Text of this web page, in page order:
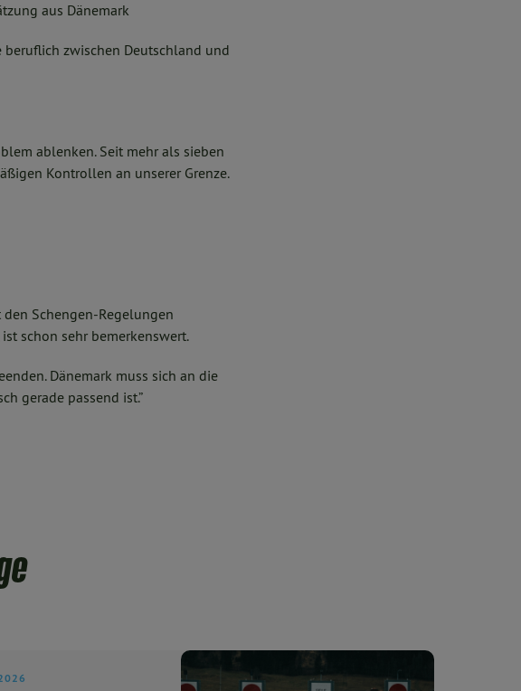
aus Dänemark
zwischen Deutschland und
ablenken. Seit mehr als sieben
Kontrollen an unserer Grenze.
Schengen-Regelungen
schon sehr bemerkenswert.
Dänemark muss sich an die
gerade passend ist.”